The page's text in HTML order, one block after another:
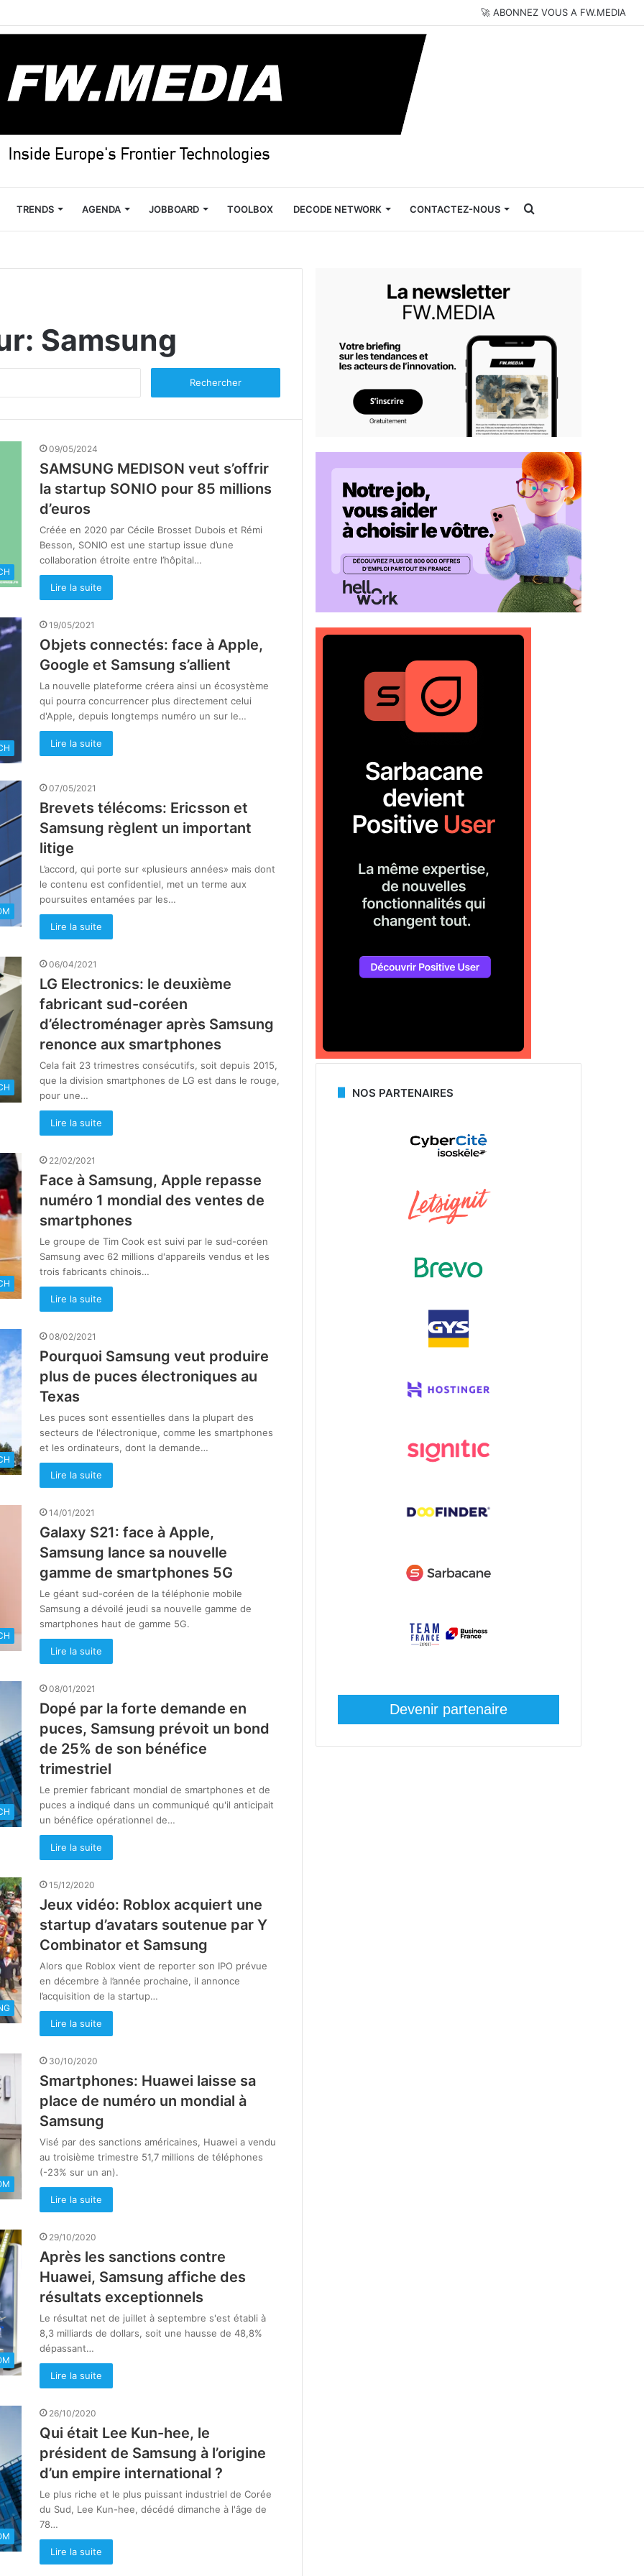
🚀 ABONNEZ VOUS A FW.MEDIA
TRENDS AGENDA JOBBOARD TOOLBOX DECODE NETWORK CONTACTEZ-NOUS Rechercher
Samsung
09/05/2024
SAMSUNG MEDISON veut s’offrir
la startup SONIO pour 85 millions
d’euros
Créée en 2020 par Cécile Brosset Dubois et Rémi
Besson, SONIO est une startup issue d’une
collaboration étroite entre l’hôpital…
Lire la suite
19/05/2021
Objets connectés: face à Apple,
Google et Samsung s’allient
La nouvelle plateforme créera ainsi un écosystème
qui pourra concurrencer plus directement celui
d'Apple, depuis longtemps numéro un sur le…
Lire la suite
07/05/2021
Brevets télécoms: Ericsson et
Samsung règlent un important
litige
L’accord, qui porte sur «plusieurs années» mais dont
le contenu est confidentiel, met un terme aux
poursuites entamées par les…
Lire la suite
06/04/2021
LG Electronics: le deuxième
fabricant sud-coréen
d’électroménager après Samsung
renonce aux smartphones
Cela fait 23 trimestres consécutifs, soit depuis 2015,
que la division smartphones de LG est dans le rouge,
pour une…
Lire la suite
22/02/2021
Face à Samsung, Apple repasse
numéro 1 mondial des ventes de
smartphones
Le groupe de Tim Cook est suivi par le sud-coréen
Samsung avec 62 millions d'appareils vendus et les
trois fabricants chinois…
Lire la suite
08/02/2021
Pourquoi Samsung veut produire
plus de puces électroniques au
Texas
Les puces sont essentielles dans la plupart des
secteurs de l'électronique, comme les smartphones
et les ordinateurs, dont la demande…
Lire la suite
14/01/2021
Galaxy S21: face à Apple,
Samsung lance sa nouvelle
gamme de smartphones 5G
Le géant sud-coréen de la téléphonie mobile
Samsung a dévoilé jeudi sa nouvelle gamme de
smartphones haut de gamme 5G.
Lire la suite
08/01/2021
Dopé par la forte demande en
puces, Samsung prévoit un bond
de 25% de son bénéfice
trimestriel
Le premier fabricant mondial de smartphones et de
puces a indiqué dans un communiqué qu'il anticipait
un bénéfice opérationnel de…
Lire la suite
15/12/2020
Jeux vidéo: Roblox acquiert une
startup d’avatars soutenue par Y
Combinator et Samsung
Alors que Roblox vient de reporter son IPO prévue
en décembre à l’année prochaine, il annonce
l’acquisition de la startup…
Lire la suite
30/10/2020
Smartphones: Huawei laisse sa
place de numéro un mondial à
Samsung
Visé par des sanctions américaines, Huawei a vendu
au troisième trimestre 51,7 millions de téléphones
(-23% sur un an).
Lire la suite
29/10/2020
Après les sanctions contre
Huawei, Samsung affiche des
résultats exceptionnels
Le résultat net de juillet à septembre s'est établi à
8,3 milliards de dollars, soit une hausse de 48,8%
dépassant…
Lire la suite
26/10/2020
Qui était Lee Kun-hee, le
président de Samsung à l’origine
d’un empire international ?
Le plus riche et le plus puissant industriel de Corée
du Sud, Lee Kun-hee, décédé dimanche à l'âge de
78…
Lire la suite
NOS PARTENAIRES
Devenir partenaire